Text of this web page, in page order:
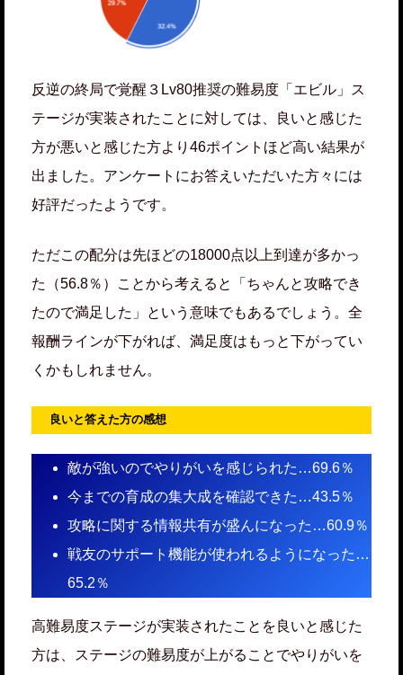
反逆の終局で覚醒３Lv80推奨の難易度「エビル」ス
テージが実装されたことに対しては、良いと感じた
方が悪いと感じた方より46ポイントほど高い結果が
出ました。アンケートにお答えいただいた方々には
好評だったようです。
ただこの配分は先ほどの18000点以上到達が多かっ
た（56.8％）ことから考えると「ちゃんと攻略でき
たので満足した」という意味でもあるでしょう。全
報酬ラインが下がれば、満足度はもっと下がってい
くかもしれません。
良いと答えた方の感想
敵が強いのでやりがいを感じられた…69.6％
今までの育成の集大成を確認できた…43.5％
攻略に関する情報共有が盛んになった…60.9％
戦友のサポート機能が使われるようになった…
65.2％
高難易度ステージが実装されたことを良いと感じた
方は、ステージの難易度が上がることでやりがいを